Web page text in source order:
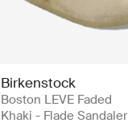
Birkenstock
Boston LEVE Faded
Khaki - Flade Sandaler